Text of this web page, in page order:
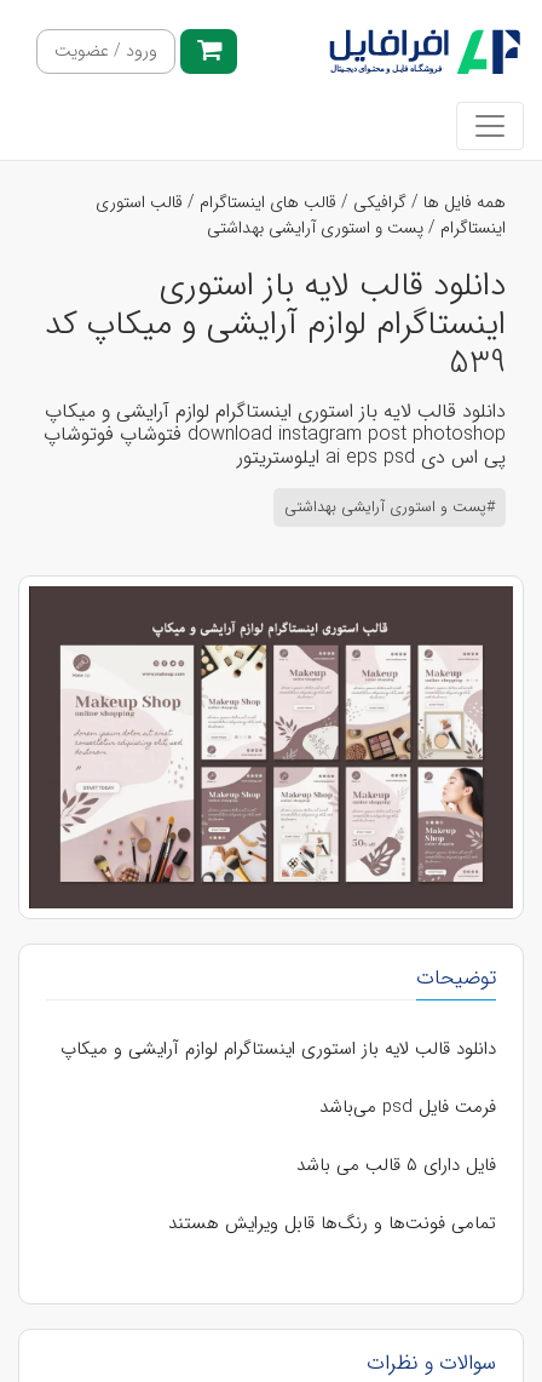
ورود / عضویت
همه فایل ها /گرافیکی / قالب های اینستاگرام / قالب استوری
اینستاگرام /پست و استوری آرایشی بهداشتی
دانلود قالب لایه باز استوری
اینستاگرام لوازم آرایشی و میکاپ کد
539
دانلود قالب لایه باز استوری اینستاگرام لوازم آرایشی و میکاپ
download instagram post photoshop فتوشاپ فوتوشاپ
پی اس دی ai eps psd ایلوستریتور
#پست و استوری آرایشی بهداشتی
توضیحات
دانلود قالب لایه باز استوری اینستاگرام لوازم آرایشی و میکاپ
فرمت فایل psd می‌باشد
فایل دارای ۵ قالب می باشد
تمامی فونت‌ها و رنگ‌ها قابل ویرایش هستند
سوالات و نظرات